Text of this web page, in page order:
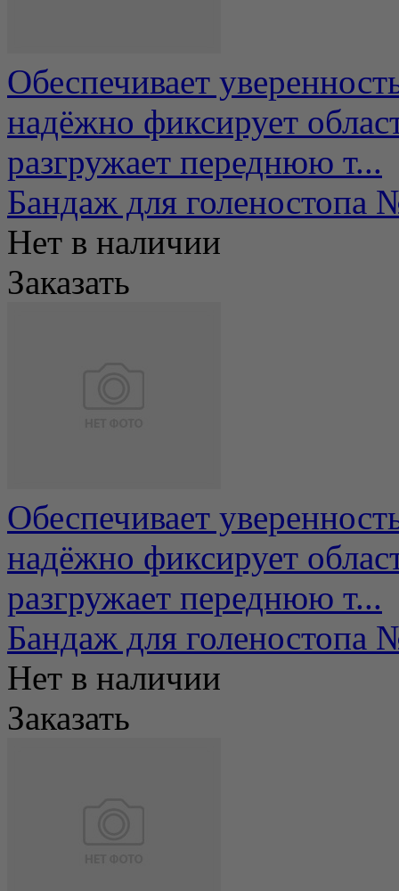
Обеспечивает
надёжно фиксирует
разгружает переднюю т...
Бандаж для
Нет в наличии
Заказать
Обеспечивает
надёжно фиксирует
разгружает переднюю т...
Бандаж для
Нет в наличии
Заказать